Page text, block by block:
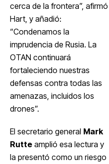
cerca de la frontera”, afirmó
Hart, y añadió:
“Condenamos la
imprudencia de Rusia. La
OTAN continuará
fortaleciendo nuestras
defensas contra todas las
amenazas, incluidos los
drones”.
El secretario general Mark
Rutte amplió esa lectura y
la presentó como un riesgo